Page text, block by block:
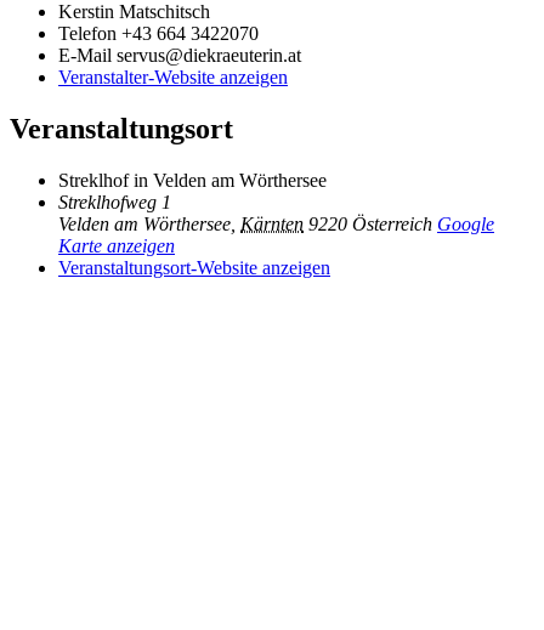
Kerstin Matschitsch
Telefon +43 664 3422070
E-Mail servus@diekraeuterin.at
Veranstalter-Website anzeigen
Veranstaltungsort
Streklhof in Velden am Wörthersee
Streklhofweg 1
Velden am Wörthersee Kärnten 9220 Österreich Google
Karte anzeigen
Veranstaltungsort-Website anzeigen